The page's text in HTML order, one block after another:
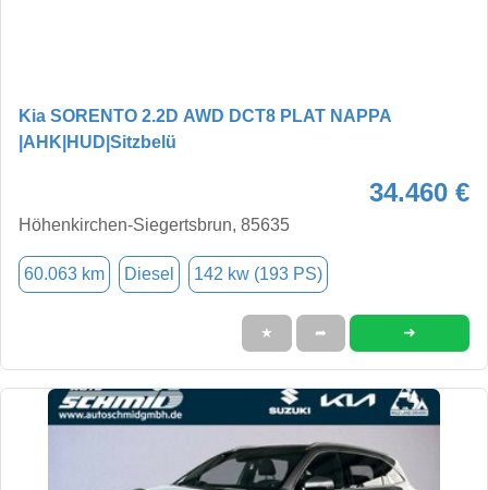
Kia SORENTO 2.2D AWD DCT8 PLAT NAPPA
|AHK|HUD|Sitzbelü
34.460 €
Höhenkirchen-Siegertsbrun, 85635
60.063 km Diesel 142 kw (193 PS)
★ ➦ ➜